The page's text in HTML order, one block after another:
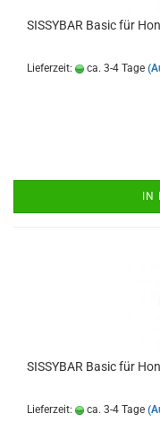
SISSYBAR Basic für
Lieferzeit: ca. 3-4 Tage
SISSYBAR Basic für
Lieferzeit: ca. 3-4 Tage